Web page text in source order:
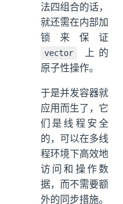
法四组合的话，
就还需在内部加
锁来保证
vector
上的
原子性操作。
于是并发容器就
应用而生了，它
们是线程安全
的，可以在多线
程环境下高效地
访问和操作数
据，而不需要额
外的同步措施。